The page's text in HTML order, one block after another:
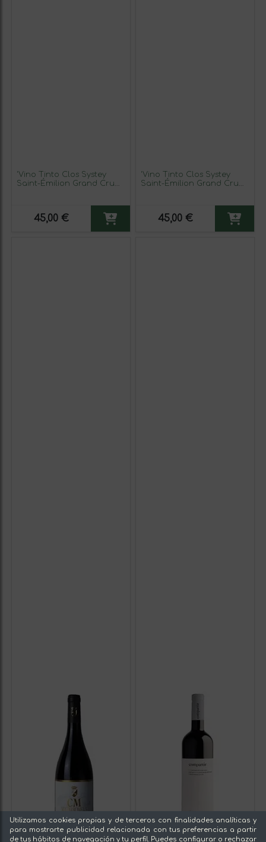
'Vino Tinto Clos Systey
Saint-Émilion Grand Cru
45,00 €
'Vino Tinto Clos Systey
Saint-Émilion Grand Cru
45,00 €
Utilizamos cookies propias y de terceros con finalidades analíticas y
para mostrarte publicidad relacionada con tus preferencias a partir
de tus hábitos de navegación y tu perfil. Puedes configurar o rechazar